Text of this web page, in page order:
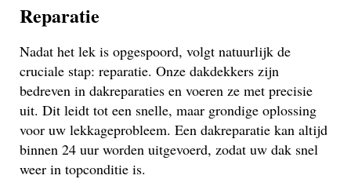
Reparatie
Nadat het lek is opgespoord, volgt natuurlijk de
cruciale stap: reparatie. Onze dakdekkers zijn
bedreven in dakreparaties en voeren ze met precisie
uit. Dit leidt tot een snelle, maar grondige oplossing
voor uw lekkageprobleem. Een dakreparatie kan altijd
binnen 24 uur worden uitgevoerd, zodat uw dak snel
weer in topconditie is.